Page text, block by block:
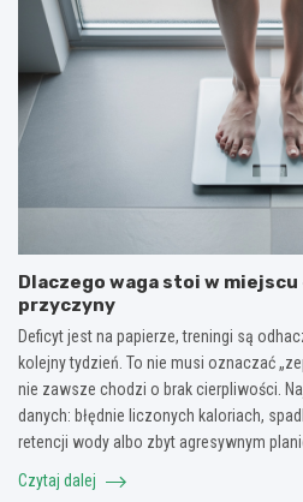
Dlaczego waga stoi w
przyczyny
Deficyt jest na papierze, treningi są
kolejny tydzień. To nie musi oznaczać
nie zawsze chodzi o brak cierpliwości.
danych: błędnie liczonych kaloriach,
retencji wody albo zbyt agresywnym
Czytaj dalej